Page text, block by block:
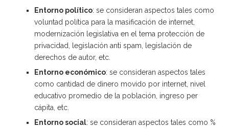
Entorno político: se consideran aspectos tales como
voluntad política para la masificación de internet,
modernización legislativa en el tema protección de
privacidad, legislación anti spam, legislación de
derechos de autor, etc.
Entorno económico: se consideran aspectos tales
como cantidad de dinero movido por internet, nivel
educativo promedio de la población, ingreso per
cápita, etc.
Entorno social: se consideran aspectos tales como %